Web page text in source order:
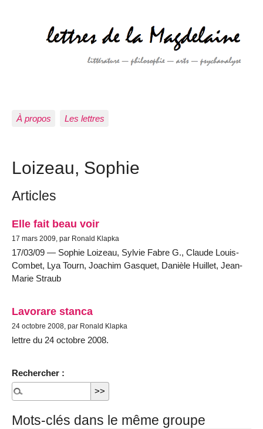
À propos Les lettres
Loizeau, Sophie
Articles
Elle fait beau voir
17 mars 2009, par Ronald Klapka
17/03/09 — Sophie Loizeau, Sylvie Fabre G., Claude Louis-
Combet, Lya Tourn, Joachim Gasquet, Danièle Huillet, Jean-
Marie Straub
Lavorare stanca
24 octobre 2008, par Ronald Klapka
lettre du 24 octobre 2008.
Rechercher :
Mots-clés dans le même groupe